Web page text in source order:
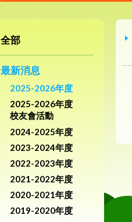
全部
最新消息
2025-2026年度
2025-2026年度
校友會活動
2024-2025年度
2023-2024年度
2022-2023年度
2021-2022年度
2020-2021年度
2019-2020年度